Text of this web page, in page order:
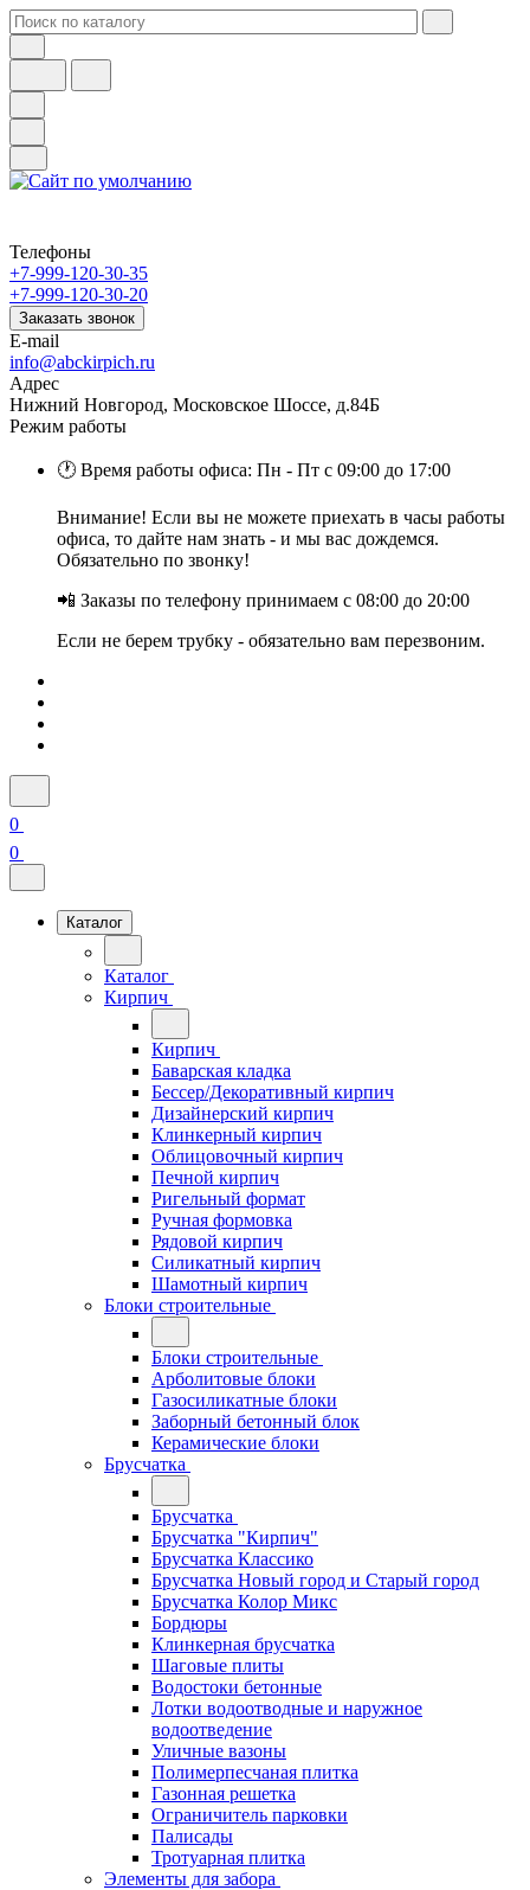
Телефоны
+7-999-120-30-35
+7-999-120-30-20
Заказать звонок
E-mail
info@abckirpich.ru
Адрес
Нижний Новгород, Московское Шоссе, д.84Б
Режим работы
🕐 Время работы офиса: Пн - Пт с 09:00 до 17:00
Внимание! Если вы не можете приехать в часы работы
офиса, то дайте нам знать - и мы вас дождемся.
Обязательно по звонку!
📲 Заказы по телефону принимаем с 08:00 до 20:00
Если не берем трубку - обязательно вам перезвоним.
0
0
Каталог
Каталог
Кирпич
Кирпич
Баварская кладка
Бессер/Декоративный кирпич
Дизайнерский кирпич
Клинкерный кирпич
Облицовочный кирпич
Печной кирпич
Ригельный формат
Ручная формовка
Рядовой кирпич
Силикатный кирпич
Шамотный кирпич
Блоки строительные
Блоки строительные
Арболитовые блоки
Газосиликатные блоки
Заборный бетонный блок
Керамические блоки
Брусчатка
Брусчатка
Брусчатка "Кирпич"
Брусчатка Классико
Брусчатка Новый город и Старый город
Брусчатка Колор Микс
Бордюры
Клинкерная брусчатка
Шаговые плиты
Водостоки бетонные
Лотки водоотводные и наружное
водоотведение
Уличные вазоны
Полимерпесчаная плитка
Газонная решетка
Ограничитель парковки
Палисады
Тротуарная плитка
Элементы для забора